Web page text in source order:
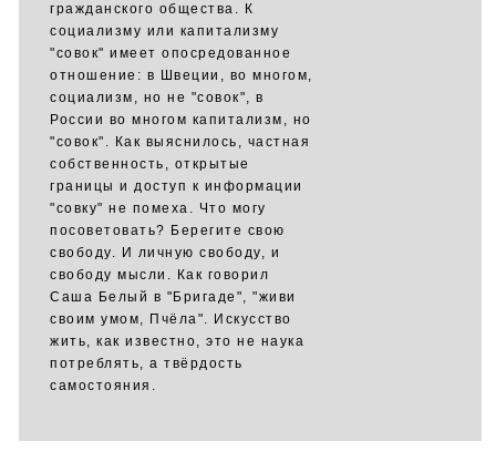
гражданского общества. К
социализму или капитализму
"совок" имеет опосредованное
отношение: в Швеции, во многом,
социализм, но не "совок", в
России во многом капитализм, но
"совок". Как выяснилось, частная
собственность, открытые
границы и доступ к информации
"совку" не помеха. Что могу
посоветовать? Берегите свою
свободу. И личную свободу, и
свободу мысли. Как говорил
Саша Белый в "Бригаде", "живи
своим умом, Пчёла". Искусство
жить, как известно, это не наука
потреблять, а твёрдость
самостояния.